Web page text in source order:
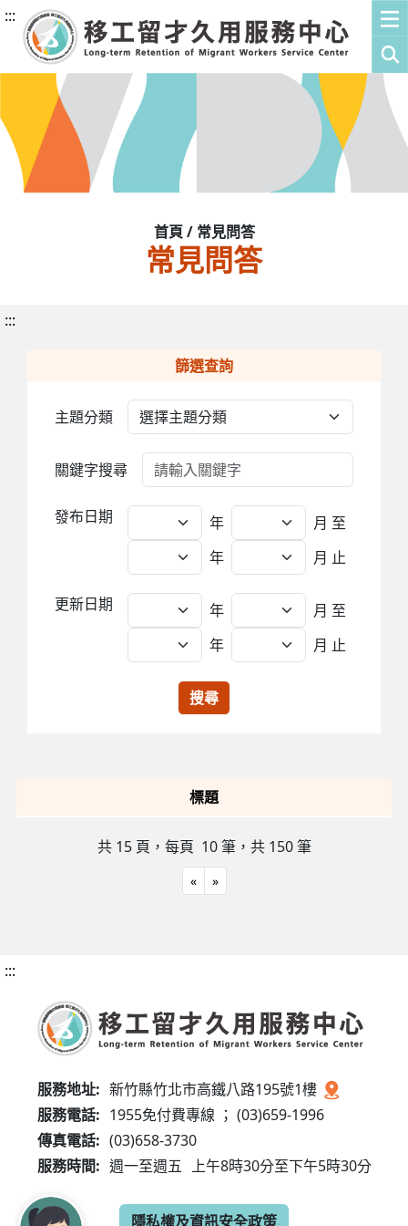
:::
首頁 / 常見問答
常見問答
:::
篩選查詢
主題分類
關鍵字搜尋
發布日期 年 月 至
年
月 止
更新日期 年 月 至
年
月 止
搜尋
標題
共 15 頁，每頁 10筆，共 150 筆
« »
:::
服務地址: 新竹縣竹北市高鐵八路195號1樓
服務電話: 1955免付費專線 ； (03)659-1996
傳真電話: (03)658-3730
服務時間: 週一至週五 上午8時30分至下午5時30分
隱私權及資訊安全政策